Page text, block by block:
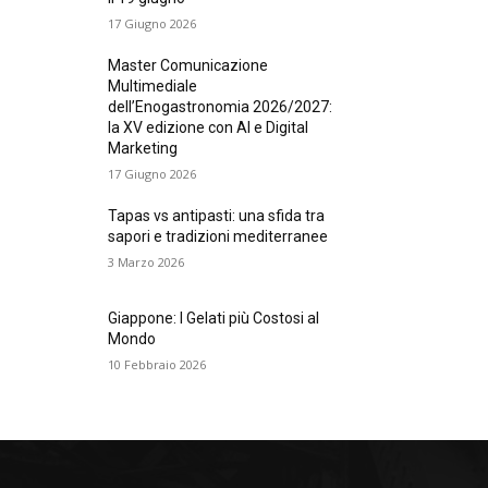
17 Giugno 2026
Master Comunicazione
Multimediale
dell’Enogastronomia 2026/2027:
la XV edizione con AI e Digital
Marketing
17 Giugno 2026
Tapas vs antipasti: una sfida tra
sapori e tradizioni mediterranee
3 Marzo 2026
Giappone: I Gelati più Costosi al
Mondo
10 Febbraio 2026